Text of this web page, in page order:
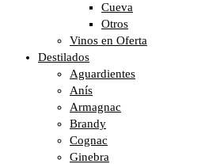
Cueva
Otros
Vinos en Oferta
Destilados
Aguardientes
Anís
Armagnac
Brandy
Cognac
Ginebra